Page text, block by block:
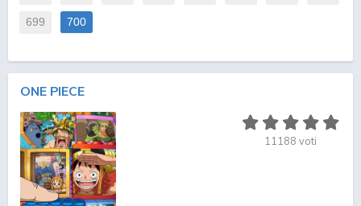
699 700
ONE PIECE
11188 voti